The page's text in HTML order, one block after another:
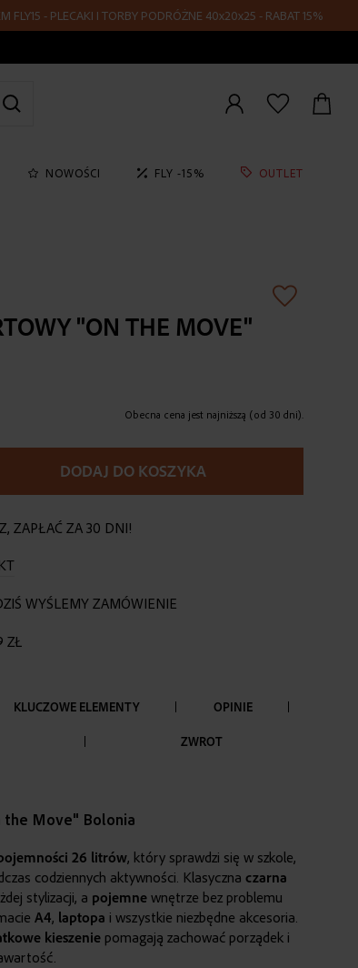
- PLECAKI I TORBY PODRÓŻNE 40x20x25 - RABAT 15%
NOWOŚCI FLY -15% OUTLET
"ON THE MOVE"
Obecna cena jest najniższą (od 30 dni).
DODAJ DO KOSZYKA
ZAPŁAĆ ZA 30 DNI!
WYŚLEMY ZAMÓWIENIE
ZŁ
KLUCZOWE ELEMENTY OPINIE
ZWROT
Move" Bolonia
26 litrów, który sprawdzi się w szkole,
codziennych aktywności. Klasyczna czarna
stylizacji, a pojemne wnętrze bez problemu
A4, laptopa i wszystkie niezbędne akcesoria.
kieszenie pomagają zachować porządek i